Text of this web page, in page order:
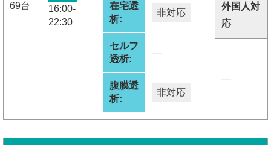
69台
16:00-
22:30
在宅透
析:
非対応
セルフ
透析:
―
腹膜透
析:
非対応
外国人対
応
―